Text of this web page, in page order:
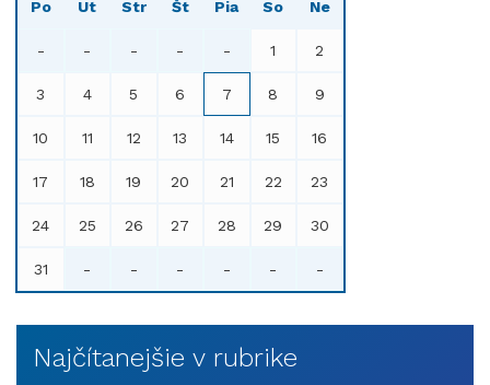
Po Ut Str Št Pia So Ne
- - - - - 1 2
3 4 5 6 7 8 9
10 11 12 13 14 15 16
17 18 19 20 21 22 23
24 25 26 27 28 29 30
31 - - - - - -
Najčítanejšie v rubrike